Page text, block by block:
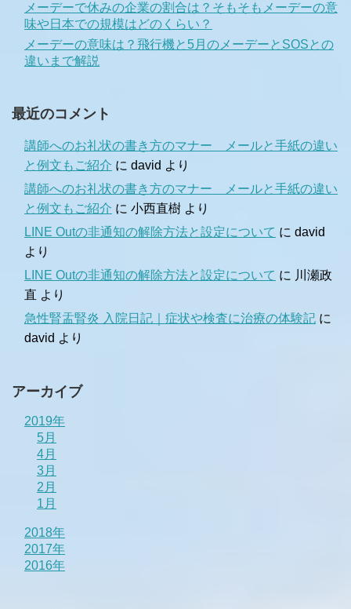
メーデーで休みの企業の割合は？そもそもメーデーの意
味や日本での規模はどのくらい？
メーデーの意味は？飛行機と5月のメーデーとSOSとの
違いまで解説
最近のコメント
講師へのお礼状の書き方のマナー メールと手紙の違い
と例文もご紹介 に david より
講師へのお礼状の書き方のマナー メールと手紙の違い
と例文もご紹介 に 小西直樹 より
LINE Outの非通知の解除方法と設定について に david
より
LINE Outの非通知の解除方法と設定について に 川瀬政
直 より
急性腎盂腎炎 入院日記｜症状や検査に治療の体験記 に
david より
アーカイブ
2019年
5月
4月
3月
2月
1月
2018年
2017年
2016年